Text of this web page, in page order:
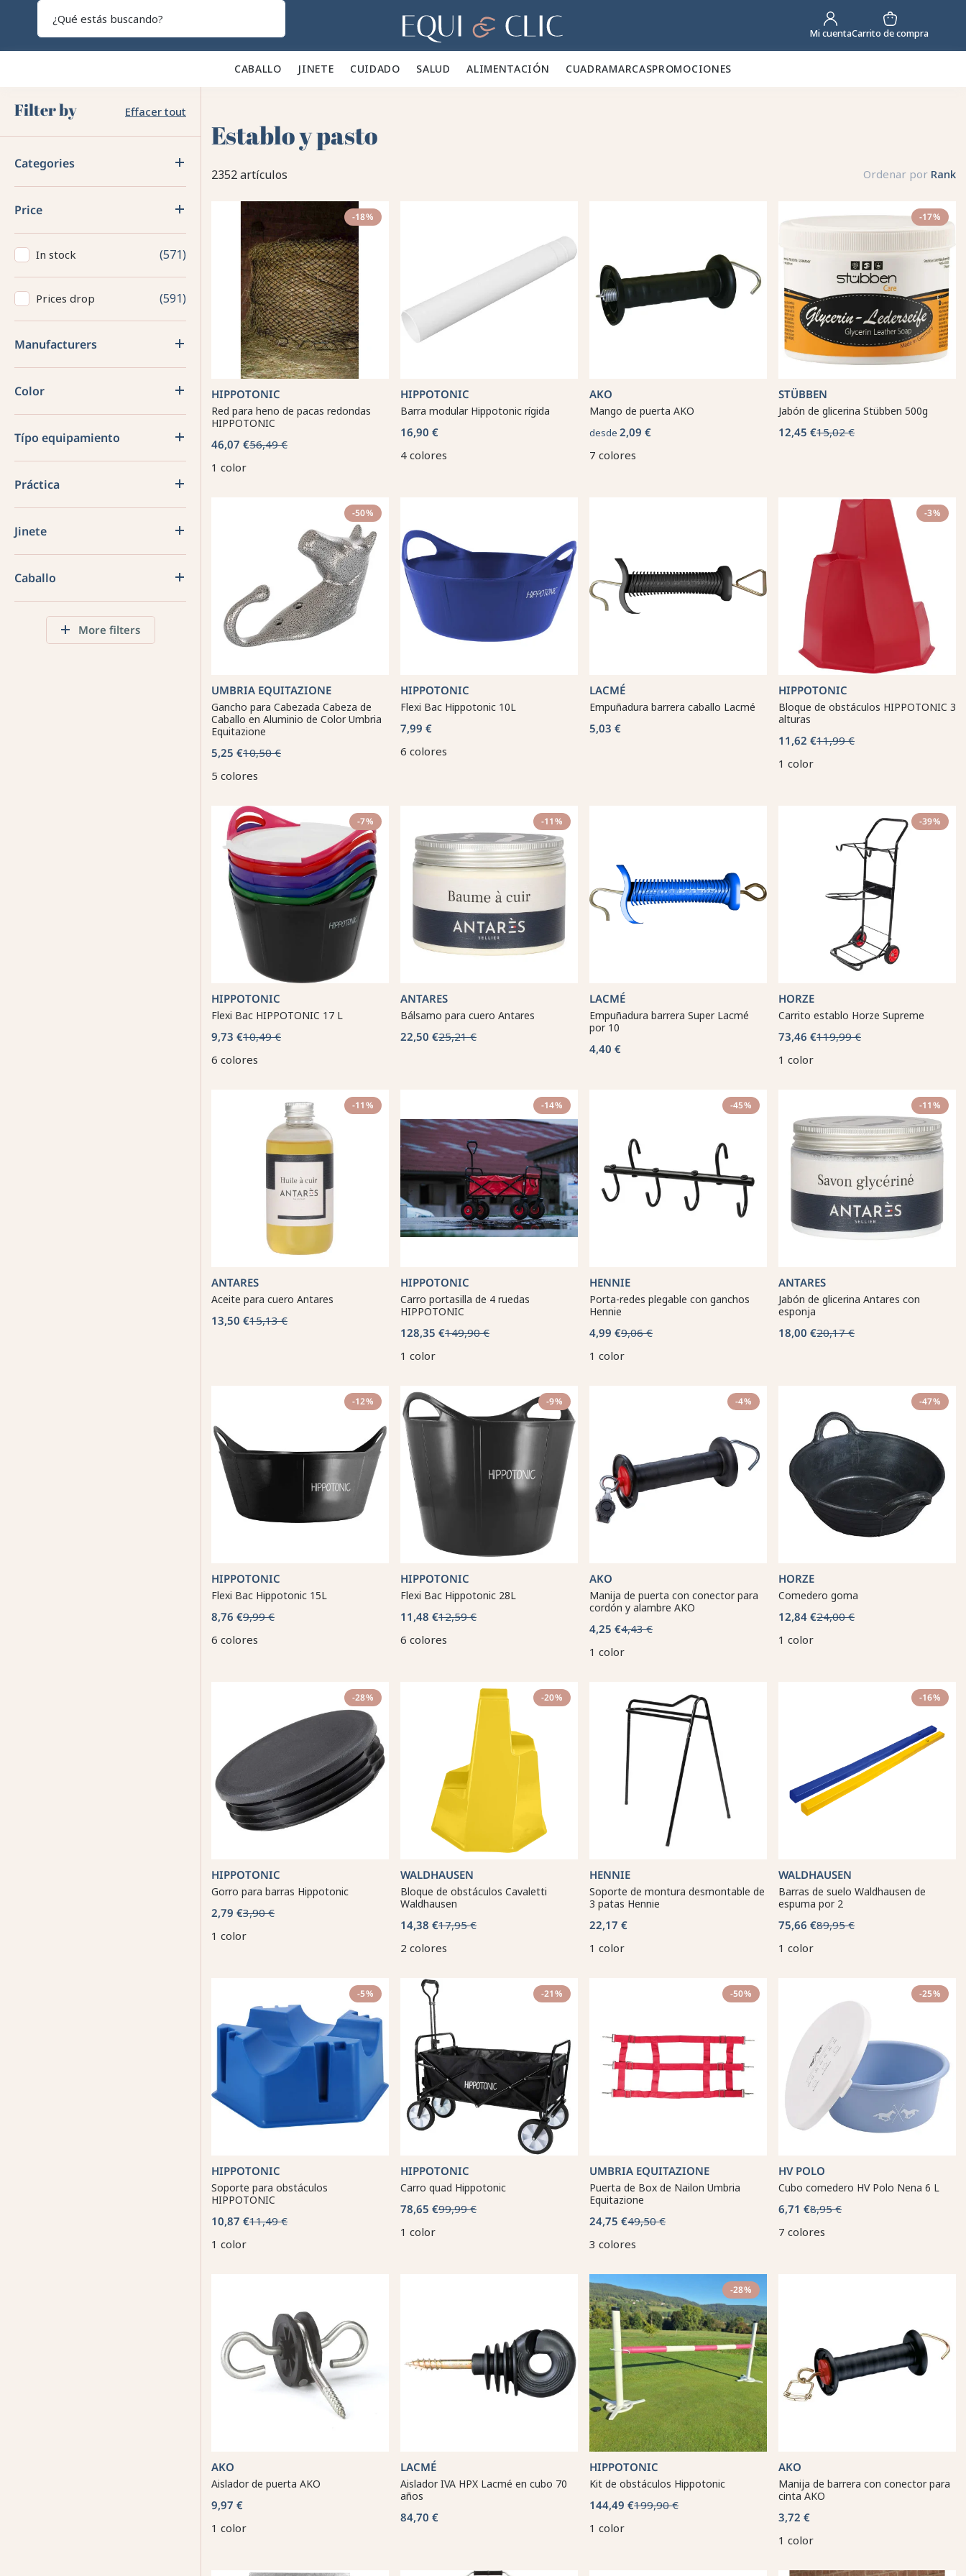
Hogar Mi cuentaCarrito de compra
CABALLO 🐎 JINETE 👕 CUIDADO 🪮 SALUD ✨ALIMENTACIÓN 🥕 CUADRAMARCASPROMOCIONES
Filter by Effacer tout
Categories
Price
In stock 571
Prices drop 591
Manufacturers
Color
Típo equipamiento
Práctica
Jinete
Caballo
More filters
Establo y pasto
2352 artículos Ordenar por Rank
-18%
HIPPOTONIC
Red para heno de pacas redondas
HIPPOTONIC
46,07 €56,49 €
1 color
HIPPOTONIC
Barra modular Hippotonic rígida
16,90 €
4 colores
AKO
Mango de puerta AKO
desde 2,09 €
7 colores
-17%
STÜBBEN
Jabón de glicerina Stübben 500g
12,45 €15,02 €
-50%
UMBRIA EQUITAZIONE
Gancho para Cabezada Cabeza de
Caballo en Aluminio de Color Umbria
Equitazione
5,25 €10,50 €
5 colores
HIPPOTONIC
Flexi Bac Hippotonic 10L
7,99 €
6 colores
LACMÉ
Empuñadura barrera caballo Lacmé
5,03 €
-3%
HIPPOTONIC
Bloque de obstáculos HIPPOTONIC 3
alturas
11,62 €11,99 €
1 color
-7%
HIPPOTONIC
Flexi Bac HIPPOTONIC 17 L
9,73 €10,49 €
6 colores
-11%
ANTARES
Bálsamo para cuero Antares
22,50 €25,21 €
LACMÉ
Empuñadura barrera Super Lacmé
por 10
4,40 €
-39%
HORZE
Carrito establo Horze Supreme
73,46 €119,99 €
1 color
-11%
ANTARES
Aceite para cuero Antares
13,50 €15,13 €
-14%
HIPPOTONIC
Carro portasilla de 4 ruedas
HIPPOTONIC
128,35 €149,90 €
1 color
-45%
HENNIE
Porta-redes plegable con ganchos
Hennie
4,99 €9,06 €
1 color
-11%
ANTARES
Jabón de glicerina Antares con
esponja
18,00 €20,17 €
-12%
HIPPOTONIC
Flexi Bac Hippotonic 15L
8,76 €9,99 €
6 colores
-9%
HIPPOTONIC
Flexi Bac Hippotonic 28L
11,48 €12,59 €
6 colores
-4%
AKO
Manija de puerta con conector para
cordón y alambre AKO
4,25 €4,43 €
1 color
-47%
HORZE
Comedero goma
12,84 €24,00 €
1 color
-28%
HIPPOTONIC
Gorro para barras Hippotonic
2,79 €3,90 €
1 color
-20%
WALDHAUSEN
Bloque de obstáculos Cavaletti
Waldhausen
14,38 €17,95 €
2 colores
HENNIE
Soporte de montura desmontable de
3 patas Hennie
22,17 €
1 color
-16%
WALDHAUSEN
Barras de suelo Waldhausen de
espuma por 2
75,66 €89,95 €
1 color
-5%
HIPPOTONIC
Soporte para obstáculos
HIPPOTONIC
10,87 €11,49 €
1 color
-21%
HIPPOTONIC
Carro quad Hippotonic
78,65 €99,99 €
1 color
-50%
UMBRIA EQUITAZIONE
Puerta de Box de Nailon Umbria
Equitazione
24,75 €49,50 €
3 colores
-25%
HV POLO
Cubo comedero HV Polo Nena 6 L
6,71 €8,95 €
7 colores
AKO
Aislador de puerta AKO
9,97 €
1 color
LACMÉ
Aislador IVA HPX Lacmé en cubo 70
años
84,70 €
-28%
HIPPOTONIC
Kit de obstáculos Hippotonic
144,49 €199,90 €
1 color
AKO
Manija de barrera con conector para
cinta AKO
3,72 €
1 color